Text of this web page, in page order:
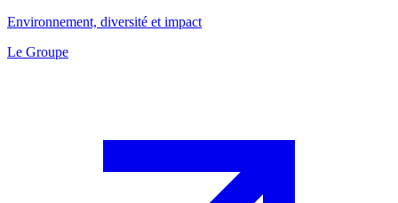
Environnement, diversité et impact
Le Groupe